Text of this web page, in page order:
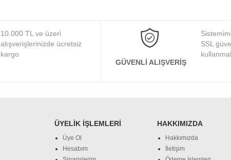
10.000 TL ve üzeri
alışverişlerinizde ücretsiz
kargo
GÜVENLI ALIŞVERIŞ
SSL
ÜYELIK İŞLEMLERI
Üye Ol
Hesabım
HAKKIMIZDA
Hakkımızda
İletişim